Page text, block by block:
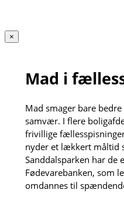
×
Mad i
Mad smager bare
samvær. I flere
frivillige
nyder et lækkert måltid
Sanddalsparken har de
Fødevarebanken, som
omdannes til